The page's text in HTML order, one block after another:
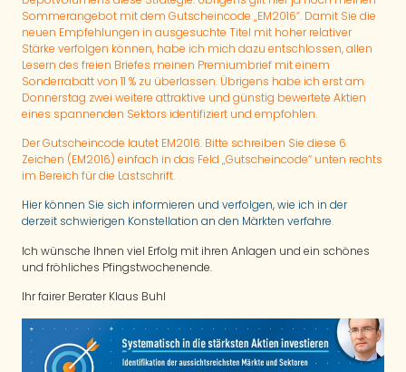
Sommerangebot mit dem Gutscheincode „EM2016“. Damit Sie die
neuen Empfehlungen in ausgesuchte Titel mit hoher relativer
Stärke verfolgen können, habe ich mich dazu entschlossen, allen
Lesern des freien Briefes meinen Premiumbrief mit einem
Sonderrabatt von 11 % zu überlassen. Übrigens habe ich erst am
Donnerstag zwei weitere attraktive und günstig bewertete Aktien
eines spannenden Sektors identifiziert und empfohlen.
Der Gutscheincode lautet EM2016. Bitte schreiben Sie diese 6
Zeichen (EM2016) einfach in das Feld „Gutscheincode“ unten rechts
im Bereich für die Lastschrift.
Hier können Sie sich informieren und verfolgen, wie ich in der
derzeit schwierigen Konstellation an den Märkten verfahre.
Ich wünsche Ihnen viel Erfolg mit ihren Anlagen und ein schönes
und fröhliches Pfingstwochenende.
Ihr fairer Berater Klaus Buhl